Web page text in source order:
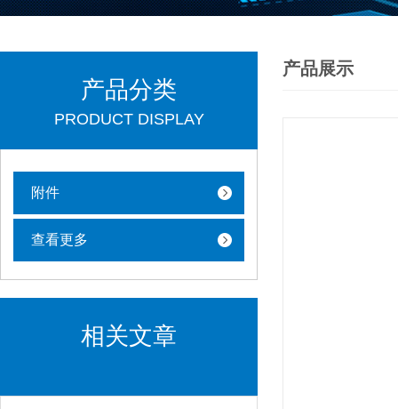
产品分类
PRODUCT DISPLAY
附件
查看更多
相关文章
产品展示